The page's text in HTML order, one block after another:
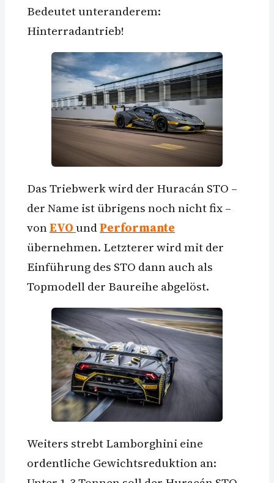
Bedeutet unteranderem:
Hinterradantrieb!
Das Triebwerk wird der Huracán STO –
der Name ist übrigens noch nicht fix –
vonEVOundPerformante
übernehmen. Letzterer wird mit der
Einführung des STO dann auch als
Topmodell der Baureihe abgelöst.
Weiters strebt Lamborghini eine
ordentliche Gewichtsreduktion an: